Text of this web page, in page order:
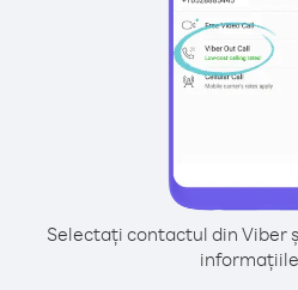
Selectați contactul din Viber